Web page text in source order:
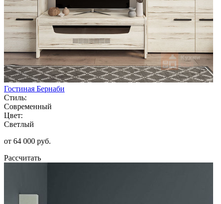
Гостиная Бернаби
Стиль:
Современный
Цвет:
Светлый
от 64 000 руб.
Рассчитать